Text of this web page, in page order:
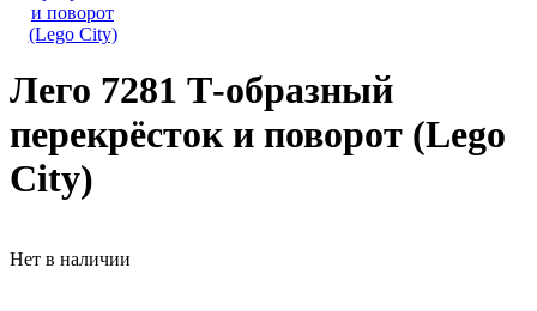
Лего 7281 Т-образный
перекрёсток и поворот (Lego
City)
Нет в наличии